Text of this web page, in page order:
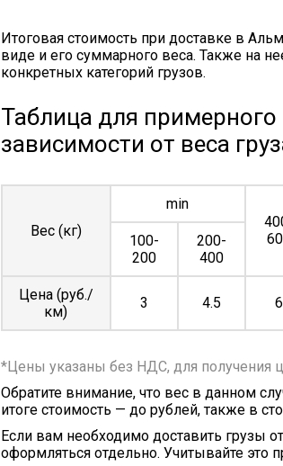
Итоговая стоимость при доставке в
виде и его суммарного веса. Также на
конкретных категорий грузов.
Таблица для примерного
зависимости от веса
Вес (кг)
min
100-
200
200-
400
Цена (руб./
км)
3 4.5 6
*Цены указаны без НДС, для получения
Обратите внимание, что вес в данном
итоге стоимость — до рублей, также в
Если вам необходимо доставить грузы
оформляться отдельно. Учитывайте это